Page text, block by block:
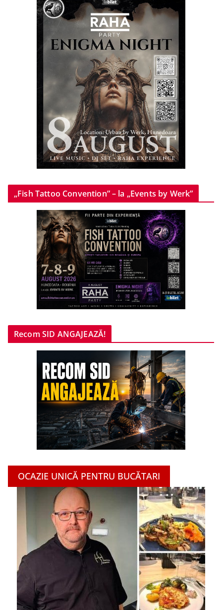
„Fish Tattoo Convention” – la „Events by Werk”
Recom SID ANGAJEAZĂ!
OCAZIE UNICĂ PENTRU BUCĂTARI